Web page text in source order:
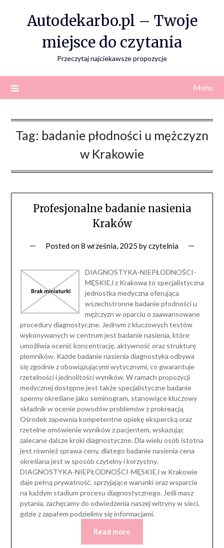
Autodekarbo.pl – Twoje
miejsce do czytania
Przeczytaj najciekawsze propozycje
Menu
Tag: badanie płodności u mężczyzn
w Krakowie
Profesjonalne badanie nasienia
Kraków
Posted on8 września, 2025 byczytelnia
DIAGNOSTYKA-NIEPŁODNOŚCI-
MĘSKIEJ z Krakowa to specjalistyczna
jednostka medyczna oferująca
wszechstronne badanie płodności u
mężczyzn w oparciu o zaawansowane
procedury diagnostyczne. Jednym z kluczowych testów
wykonywanych w centrum jest badanie nasienia, które
umożliwia ocenić koncentrację, aktywność oraz strukturę
plemników. Każde badanie nasienia diagnostyka odbywa
się zgodnie z obowiązującymi wytycznymi, co gwarantuje
rzetelności i jednolitości wyników. W ramach propozycji
medycznej dostępne jest także specjalistyczne badanie
spermy określane jako seminogram, stanowiące kluczowy
składnik w ocenie powodów problemów z prokreacją.
Ośrodek zapewnia kompetentne opiekę ekspercką oraz
rzetelne omówienie wyników z pacjentem, wskazując
zalecane dalsze kroki diagnostyczne. Dla wielu osób istotna
jest również sprawa ceny, dlatego badanie nasienia cena
określana jest w sposób czytelny i korzystny.
DIAGNOSTYKA-NIEPŁODNOŚCI-MĘSKIEJ w Krakowie
daje pełną prywatność, sprzyjające warunki oraz wsparcie
na każdym stadium procesu diagnostycznego. Jeśli masz
pytania, zachęcamy do odwiedzenia naszej witryny w sieci,
gdzie z zapałem podzielimy się informacjami.
Read more